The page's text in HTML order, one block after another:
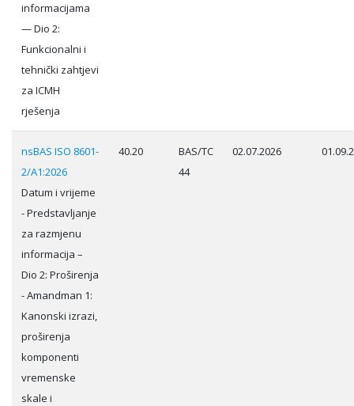
informacijama
— Dio 2:
Funkcionalni i
tehnički zahtjevi
za ICMH
rješenja
nsBAS ISO 8601-
2/A1:2026
Datum i vrijeme
- Predstavljanje
za razmjenu
informacija –
Dio 2: Proširenja
- Amandman 1:
Kanonski izrazi,
proširenja
komponenti
vremenske
skale i
40.20
BAS/TC
44
02.07.2026